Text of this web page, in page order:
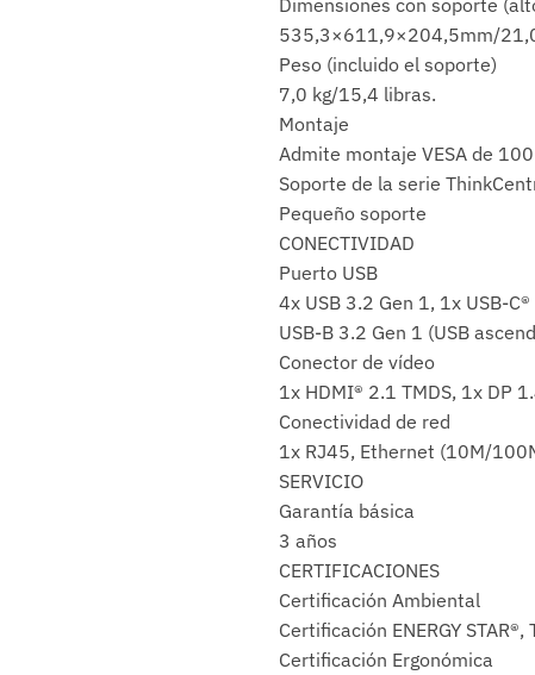
535,3×611,9×204,5mm/
Peso (incluido el soporte)
7,0 kg/15,4 libras.
Montaje
Admite montaje VESA de
Soporte de la serie
Pequeño soporte
CONECTIVIDAD
Puerto USB
4x USB 3.2 Gen 1, 1x USB-
USB-B 3.2 Gen 1 (USB
Conector de vídeo
1x HDMI® 2.1 TMDS, 1x DP
Conectividad de red
1x RJ45, Ethernet (10M/
SERVICIO
Garantía básica
3 años
CERTIFICACIONES
Certificación Ambiental
Certificación ENERGY
Certificación Ergonómica